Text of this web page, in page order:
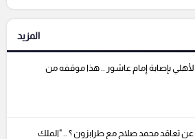
المزيد
بإصابة إمام عاشور .. هذا موقفه من
تعاقد محمد صلاح مع طرابزون ؟ .. "الملك